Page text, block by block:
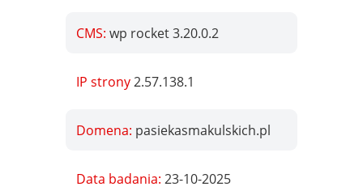
CMS:wp rocket 3.20.0.2
IP strony2.57.138.1
Domena: pasiekasmakulskich.pl
Data badania:23-10-2025